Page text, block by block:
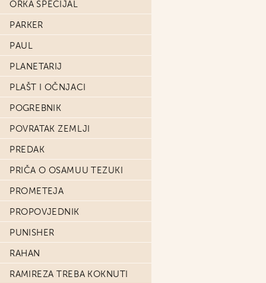
ORKA SPECIJAL
PARKER
PAUL
PLANETARIJ
PLAŠT I OČNJACI
POGREBNIK
POVRATAK ZEMLJI
PREDAK
PRIČA O OSAMUU TEZUKI
PROMETEJA
PROPOVJEDNIK
PUNISHER
RAHAN
RAMIREZA TREBA KOKNUTI